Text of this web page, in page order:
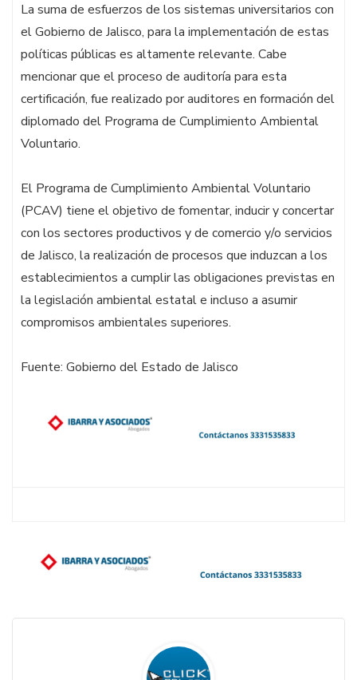
La suma de esfuerzos de los sistemas universitarios con
el Gobierno de Jalisco, para la implementación de estas
políticas públicas es altamente relevante. Cabe
mencionar que el proceso de auditoría para esta
certificación, fue realizado por auditores en formación del
diplomado del Programa de Cumplimiento Ambiental
Voluntario.
El Programa de Cumplimiento Ambiental Voluntario
(PCAV) tiene el objetivo de fomentar, inducir y concertar
con los sectores productivos y de comercio y/o servicios
de Jalisco, la realización de procesos que induzcan a los
establecimientos a cumplir las obligaciones previstas en
la legislación ambiental estatal e incluso a asumir
compromisos ambientales superiores.
Fuente: Gobierno del Estado de Jalisco